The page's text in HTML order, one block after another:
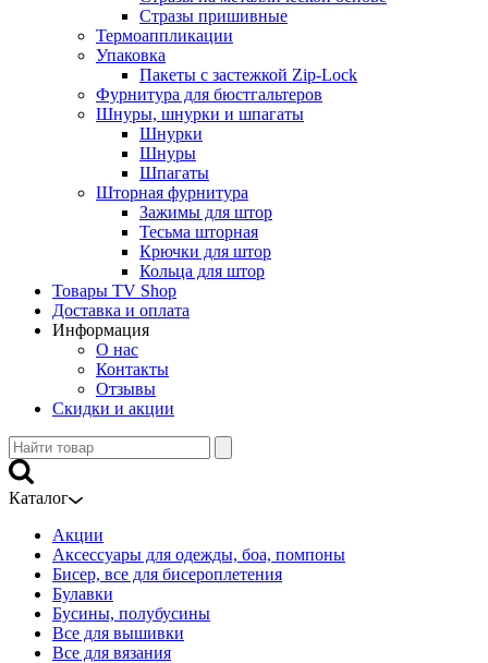
Стразы пришивные
Термоаппликации
Упаковка
Пакеты с застежкой Zip-Lock
Фурнитура для бюстгальтеров
Шнуры, шнурки и шпагаты
Шнурки
Шнуры
Шпагаты
Шторная фурнитура
Зажимы для штор
Тесьма шторная
Крючки для штор
Кольца для штор
Товары TV Shop
Доставка и оплата
Информация
О нас
Контакты
Отзывы
Скидки и акции
Каталог
Акции
Аксессуары для одежды, боа, помпоны
Бисер, все для бисероплетения
Булавки
Бусины, полубусины
Все для вышивки
Все для вязания